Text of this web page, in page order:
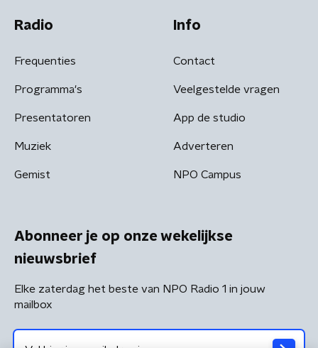
Radio
Frequenties
Programma's
Presentatoren
Muziek
Gemist
Info
Contact
Veelgestelde vragen
App de studio
Adverteren
NPO Campus
Abonneer je op onze wekelijkse
nieuwsbrief
Elke zaterdag het beste van NPO Radio 1 in jouw
mailbox